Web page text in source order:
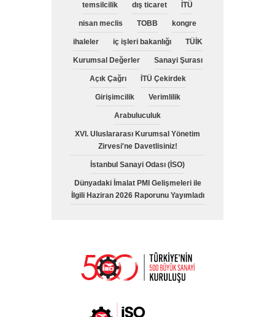
temsilcilik dış ticaret İTÜ
nisan meclis TOBB kongre
ihaleler iç işleri bakanlığı TÜİK
Kurumsal Değerler Sanayi Şurası
Açık Çağrı İTÜ Çekirdek
Girişimcilik Verimlilik
Arabuluculuk
XVI. Uluslararası Kurumsal Yönetim
Zirvesi'ne Davetlisiniz!
İstanbul Sanayi Odası (İSO)
Dünyadaki İmalat PMI Gelişmeleri ile
İlgili Haziran 2026 Raporunu Yayımladı